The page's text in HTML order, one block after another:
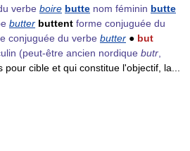
verbe boire butte nom féminin butte
butter buttent forme conjuguée du
conjuguée du verbe butter ● but
(peut-être ancien nordique butr
pour cible et qui constitue l'objectif, la...